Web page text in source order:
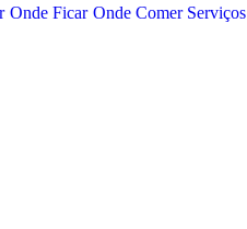
Onde Ficar Onde Comer Serviços